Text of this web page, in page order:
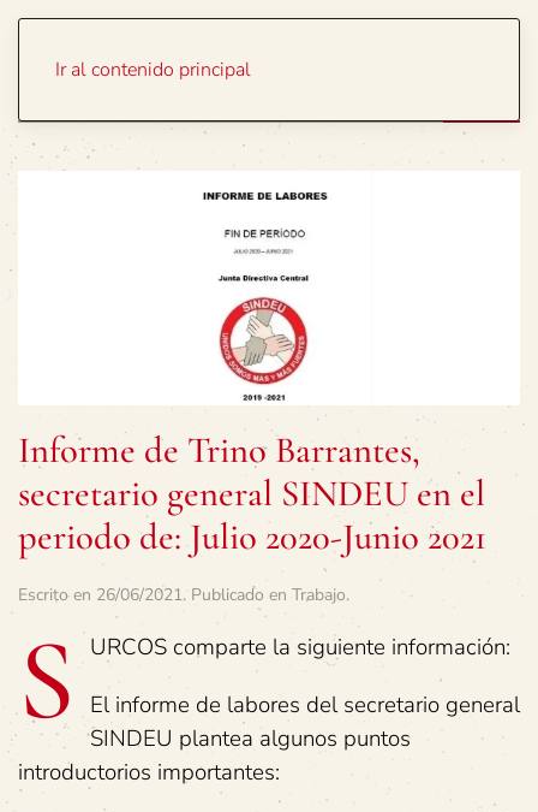
Ir al contenido principal
Informe de Trino Barrantes,
secretario general SINDEU en el
periodo de: Julio 2020-Junio 2021
Escrito en 26/06/2021. Publicado en Trabajo.
S
URCOS comparte la siguiente información:
El informe de labores del secretario general
SINDEU plantea algunos puntos
introductorios importantes: